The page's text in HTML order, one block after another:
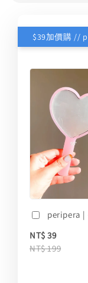
peripera
NT$ 39
NT$ 199